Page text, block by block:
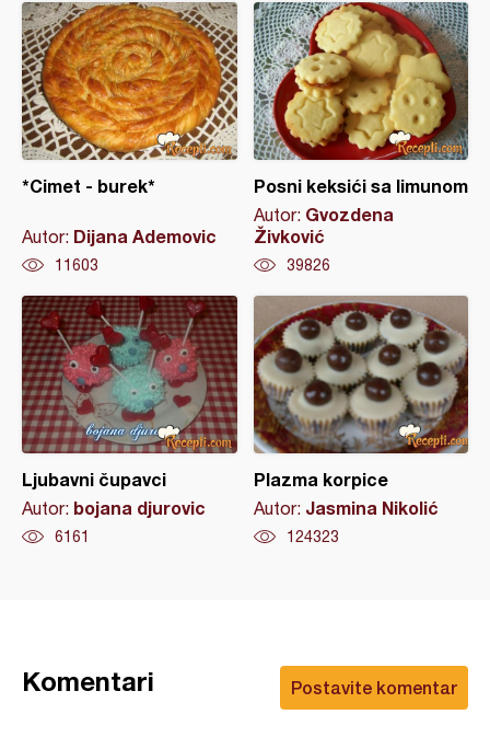
*Cimet - burek*
Autor: Dijana Ademovic
11603
Posni keksići sa limunom
Autor: Gvozdena
Živković
39826
Ljubavni čupavci
Autor: bojana djurovic
6161
Plazma korpice
Autor: Jasmina Nikolić
124323
Postavite komentar
Komentari